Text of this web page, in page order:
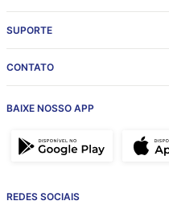
SUPORTE
CONTATO
BAIXE NOSSO APP
REDES SOCIAIS